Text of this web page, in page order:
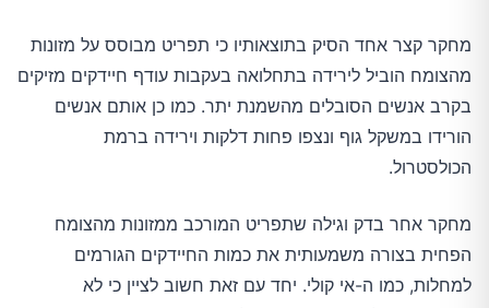
מחקר קצר אחד הסיק בתוצאותיו כי תפריט מבוסס על מזונות
מהצומח הוביל לירידה בתחלואה בעקבות עודף חיידקים מזיקים
בקרב אנשים הסובלים מהשמנת יתר. כמו כן אותם אנשים
הורידו במשקל גוף ונצפו פחות דלקות וירידה ברמת
הכולסטרול.
מחקר אחר בדק וגילה שתפריט המורכב ממזונות מהצומח
הפחית בצורה משמעותית את כמות החיידקים הגורמים
למחלות, כמו ה-אי קולי. יחד עם זאת חשוב לציין כי לא